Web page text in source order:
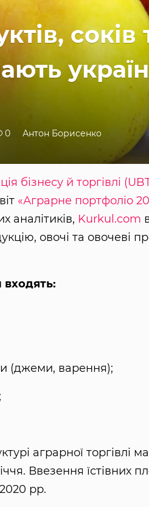
0 Антон Борисенко
бізнесу й торгівлі
«Аграрне портфоліо
аналітиків, Kurkul.com
овочі та овочеві
входять:
(джеми, варення);
аграрної
Ввезення їстівних
рр.